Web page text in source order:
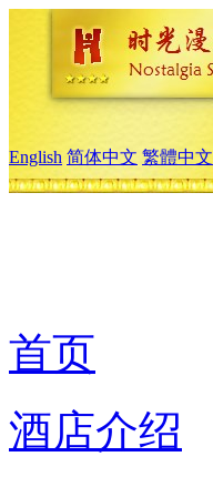
English 简体中文 繁體中文
首页
酒店介绍